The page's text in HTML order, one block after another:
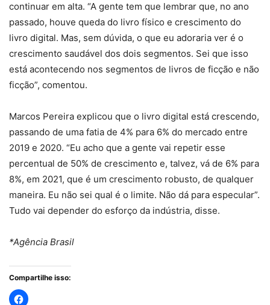
continuar em alta. “A gente tem que lembrar que, no ano
passado, houve queda do livro físico e crescimento do
livro digital. Mas, sem dúvida, o que eu adoraria ver é o
crescimento saudável dos dois segmentos. Sei que isso
está acontecendo nos segmentos de livros de ficção e não
ficção”, comentou.
Marcos Pereira explicou que o livro digital está crescendo,
passando de uma fatia de 4% para 6% do mercado entre
2019 e 2020. “Eu acho que a gente vai repetir esse
percentual de 50% de crescimento e, talvez, vá de 6% para
8%, em 2021, que é um crescimento robusto, de qualquer
maneira. Eu não sei qual é o limite. Não dá para especular”.
Tudo vai depender do esforço da indústria, disse.
*Agência Brasil
Compartilhe isso: